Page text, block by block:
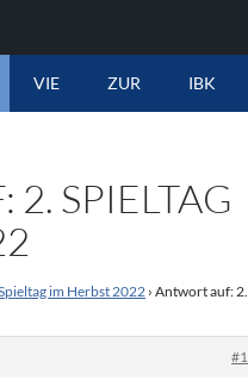
VIE ZUR IBK
2. SPIELTAG
im Herbst 2022 › Antwort auf: 2.